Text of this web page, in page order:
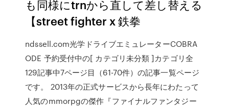
も同様にtrnから直して差し替える
【street fighter x 鉄拳
ndssell.com光学ドライブエミュレーターCOBRA
ODE 予約受付中の[ カテゴリ未分類 ]カテゴリ全
129記事中7ページ目（61-70件）の記事一覧ページ
です。 2013年の正式サービスから長年にわたって
人気のmmorpgの傑作『ファイナルファンタジー